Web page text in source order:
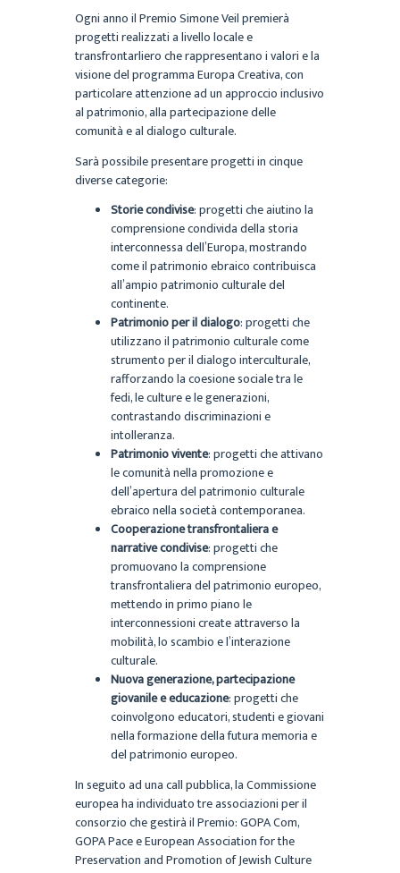
Ogni anno il Premio Simone Veil premierà
progetti realizzati a livello locale e
transfrontarliero che rappresentano i valori e la
visione del programma Europa Creativa, con
particolare attenzione ad un approccio inclusivo
al patrimonio, alla partecipazione delle
comunità e al dialogo culturale.
Sarà possibile presentare progetti in cinque
diverse categorie:
Storie condivise: progetti che aiutino la
comprensione condivida della storia
interconnessa dell’Europa, mostrando
come il patrimonio ebraico contribuisca
all’ampio patrimonio culturale del
continente.
Patrimonio per il dialogo: progetti che
utilizzano il patrimonio culturale come
strumento per il dialogo interculturale,
rafforzando la coesione sociale tra le
fedi, le culture e le generazioni,
contrastando discriminazioni e
intolleranza.
Patrimonio vivente: progetti che attivano
le comunità nella promozione e
dell’apertura del patrimonio culturale
ebraico nella società contemporanea.
Cooperazione transfrontaliera e
narrative condivise: progetti che
promuovano la comprensione
transfrontaliera del patrimonio europeo,
mettendo in primo piano le
interconnessioni create attraverso la
mobilità, lo scambio e l’interazione
culturale.
Nuova generazione, partecipazione
giovanile e educazione: progetti che
coinvolgono educatori, studenti e giovani
nella formazione della futura memoria e
del patrimonio europeo.
In seguito ad una call pubblica, la Commissione
europea ha individuato tre associazioni per il
consorzio che gestirà il Premio: GOPA Com,
GOPA Pace e European Association for the
Preservation and Promotion of Jewish Culture